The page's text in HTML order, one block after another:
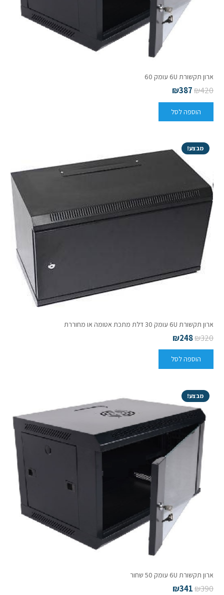
ארון תקשורת 6U עומק 60
₪420
₪387
הוספה לסל
מבצע!
ארון תקשורת 6U עומק 30 דלת מתכת אטומה או מחוררת
₪320
₪248
הוספה לסל
מבצע!
ארון תקשורת 6U עומק 50 שחור
₪390
₪341